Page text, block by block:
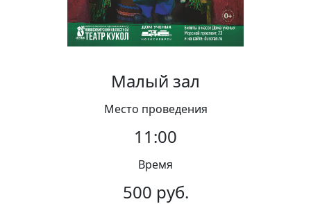
Малый зал
Место проведения
11:00
Время
500 руб.